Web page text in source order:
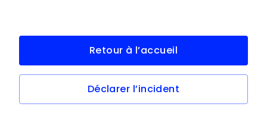
Retour à l’accueil
Déclarer l’incident